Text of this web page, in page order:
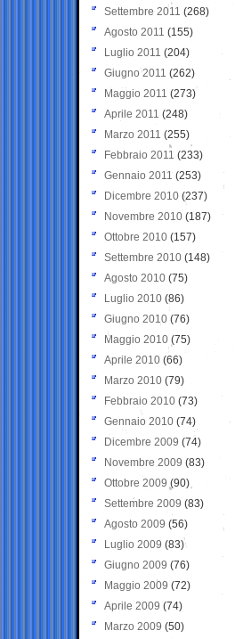
Settembre 2011 (268)
Agosto 2011 (155)
Luglio 2011 (204)
Giugno 2011 (262)
Maggio 2011 (273)
Aprile 2011 (248)
Marzo 2011 (255)
Febbraio 2011 (233)
Gennaio 2011 (253)
Dicembre 2010 (237)
Novembre 2010 (187)
Ottobre 2010 (157)
Settembre 2010 (148)
Agosto 2010 (75)
Luglio 2010 (86)
Giugno 2010 (76)
Maggio 2010 (75)
Aprile 2010 (66)
Marzo 2010 (79)
Febbraio 2010 (73)
Gennaio 2010 (74)
Dicembre 2009 (74)
Novembre 2009 (83)
Ottobre 2009 (90)
Settembre 2009 (83)
Agosto 2009 (56)
Luglio 2009 (83)
Giugno 2009 (76)
Maggio 2009 (72)
Aprile 2009 (74)
Marzo 2009 (50)